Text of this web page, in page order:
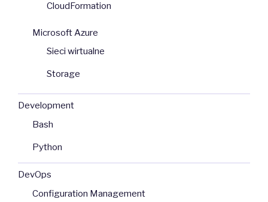
CloudFormation
Microsoft Azure
Sieci wirtualne
Storage
Development
Bash
Python
DevOps
Configuration Management